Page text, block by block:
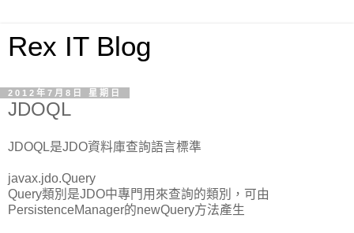
Rex IT Blog
2012年7月8日 星期日
JDOQL
JDOQL是JDO資料庫查詢語言標準
javax.jdo.Query
Query類別是JDO中專門用來查詢的類別，可由
PersistenceManager的newQuery方法產生